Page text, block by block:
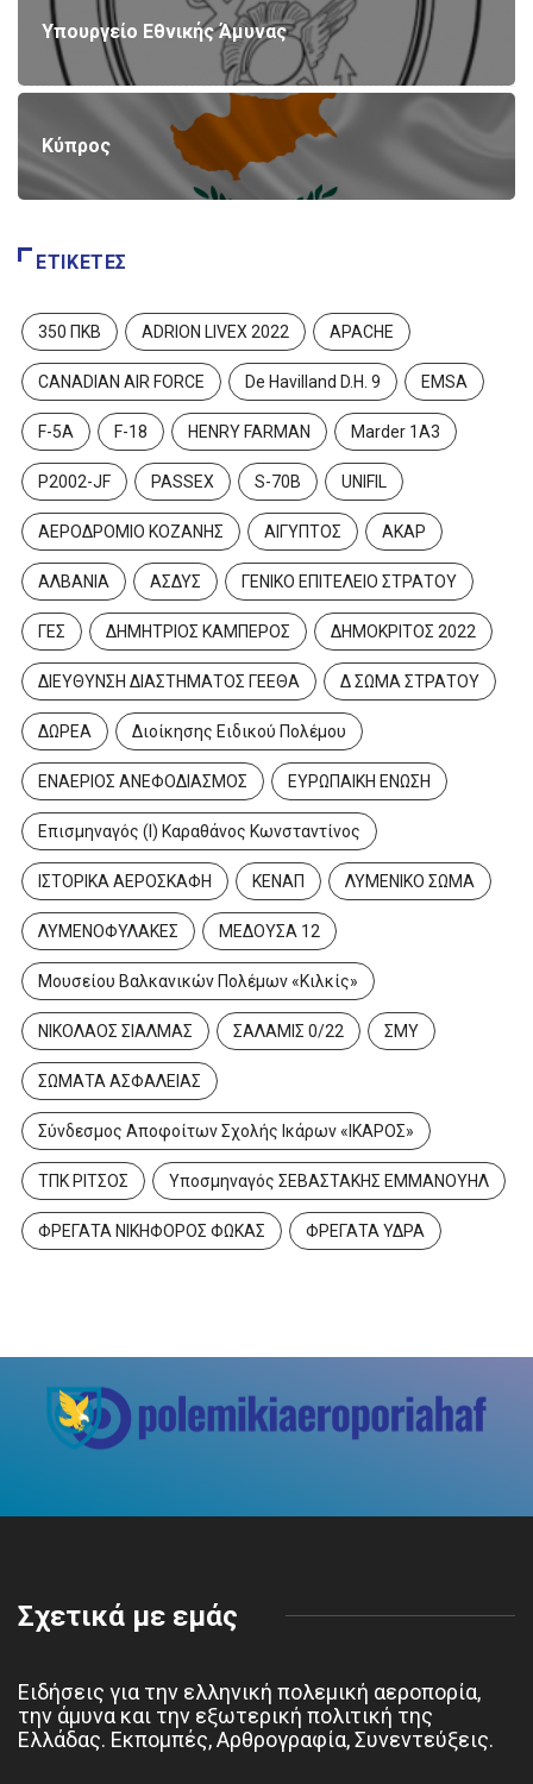
Υπουργείο Εθνικής Άμυνας
Κύπρος
ΕΤΙΚΈΤΕΣ
350 ΠΚΒ ADRION LIVEX 2022 APACHE
CANADIAN AIR FORCE De Havilland D.H. 9 EMSA
F-5A F-18 HENRY FARMAN Marder 1A3
P2002-JF PASSEX S-70B UNIFIL
ΑΕΡΟΔΡΟΜΙΟ ΚΟΖΑΝΗΣ ΑΙΓΥΠΤΟΣ ΑΚΑΡ
ΑΛΒΑΝΙΑ ΑΣΔΥΣ ΓΕΝΙΚΟ ΕΠΙΤΕΛΕΙΟ ΣΤΡΑΤΟΥ
ΓΕΣ ΔΗΜΗΤΡΙΟΣ ΚΑΜΠΕΡΟΣ ΔΗΜΟΚΡΙΤΟΣ 2022
ΔΙΕΥΘΥΝΣΗ ΔΙΑΣΤΗΜΑΤΟΣ ΓΕΕΘΑ Δ ΣΩΜΑ ΣΤΡΑΤΟΥ
ΔΩΡΕΑ Διοίκησης Ειδικού Πολέμου
ΕΝΑΕΡΙΟΣ ΑΝΕΦΟΔΙΑΣΜΟΣ ΕΥΡΩΠΑΙΚΗ ΕΝΩΣΗ
Επισμηναγός (Ι) Καραθάνος Κωνσταντίνος
ΙΣΤΟΡΙΚΑ ΑΕΡΟΣΚΑΦΗ ΚΕΝΑΠ ΛΥΜΕΝΙΚΟ ΣΩΜΑ
ΛΥΜΕΝΟΦΥΛΑΚΕΣ ΜΕΔΟΥΣΑ 12
Μουσείου Βαλκανικών Πολέμων «Κιλκίς»
ΝΙΚΟΛΑΟΣ ΣΙΑΛΜΑΣ ΣΑΛΑΜΙΣ 0/22 ΣΜΥ
ΣΩΜΑΤΑ ΑΣΦΑΛΕΙΑΣ
Σύνδεσμος Αποφοίτων Σχολής Ικάρων «ΙΚΑΡΟΣ»
ΤΠΚ ΡΙΤΣΟΣ Υποσμηναγός ΣΕΒΑΣΤΑΚΗΣ ΕΜΜΑΝΟΥΗΛ
ΦΡΕΓΑΤΑ ΝΙΚΗΦΟΡΟΣ ΦΩΚΑΣ ΦΡΕΓΑΤΑ ΥΔΡΑ
Σχετικά με εμάς
Ειδήσεις για την ελληνική πολεμική αεροπορία,
την άμυνα και την εξωτερική πολιτική της
Ελλάδας. Εκπομπές, Αρθρογραφία, Συνεντεύξεις.